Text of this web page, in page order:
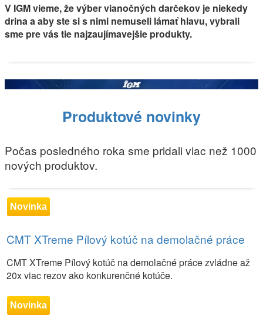
V IGM vieme, že výber vianočných darčekov je niekedy
drina a aby ste si s nimi nemuseli lámať hlavu, vybrali
sme pre vás tie najzaujímavejšie produkty.
Produktové novinky
Počas posledného roka sme pridali viac než 1000
nových produktov.
Novinka
CMT XTreme Pílový kotúč na demolačné práce
CMT XTreme Pílový kotúč na demolačné práce zvládne až
20x viac rezov ako konkurenčné kotúče.
Novinka